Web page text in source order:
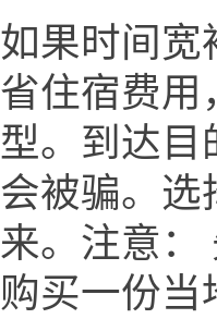
如果时间宽
省住宿费用
型。到达目
会被骗。选
来。注意：
购买一份当